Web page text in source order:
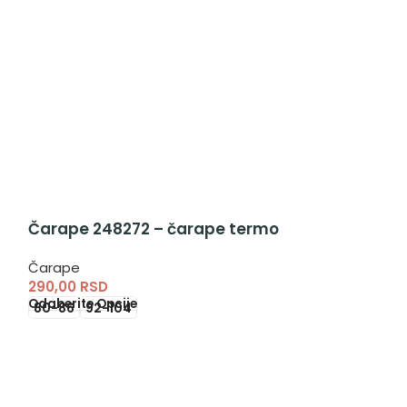
Čarape 248272 – čarape termo
Čarape
290,00 RSD
Odaberite Opcije
80-86 92-104